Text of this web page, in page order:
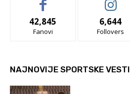
42,845
Fanovi
6,644
Follovers
NAJNOVIJE SPORTSKE VESTI